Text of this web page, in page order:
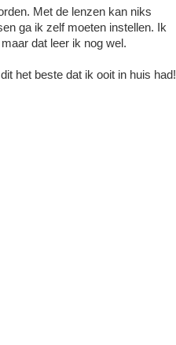
Met de lenzen kan niks
ga ik zelf moeten instellen. Ik
dat leer ik nog wel.
het beste dat ik ooit in huis had!